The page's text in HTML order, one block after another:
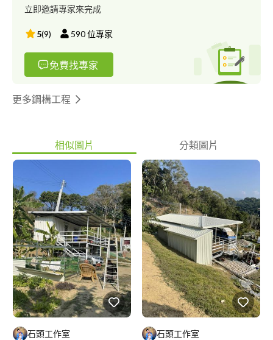
立即邀請專家來完成
5(9) 590位專家
免費找專家
更多鋼構工程
相似圖片 分類圖片
石頭工作室 石頭工作室